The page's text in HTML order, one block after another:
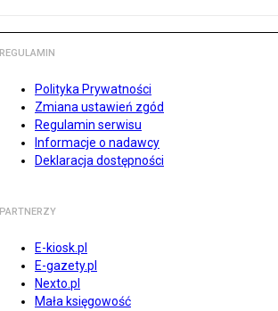
REGULAMIN
Polityka Prywatności
Zmiana ustawień zgód
Regulamin serwisu
Informacje o nadawcy
Deklaracja dostępności
PARTNERZY
E-kiosk.pl
E-gazety.pl
Nexto.pl
Mała księgowość